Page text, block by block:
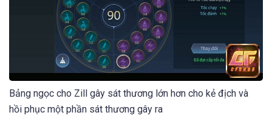
Bảng ngọc cho Zill gây sát thương lớn hơn cho kẻ địch và
hồi phục một phần sát thương gây ra